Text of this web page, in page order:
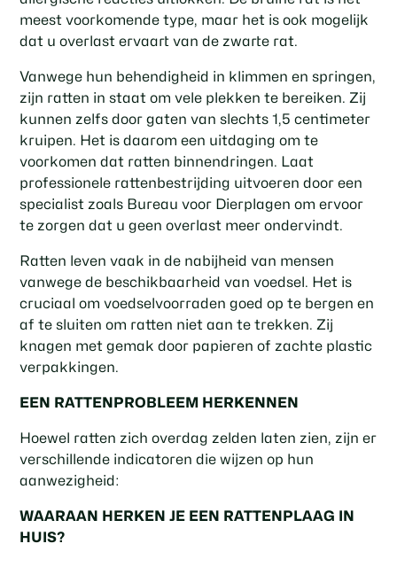
meest voorkomende type, maar het is ook mogelijk
dat u overlast ervaart van de zwarte rat.
Vanwege hun behendigheid in klimmen en springen,
zijn ratten in staat om vele plekken te bereiken. Zij
kunnen zelfs door gaten van slechts 1,5 centimeter
kruipen. Het is daarom een uitdaging om te
voorkomen dat ratten binnendringen. Laat
professionele rattenbestrijding uitvoeren door een
specialist zoals Bureau voor Dierplagen om ervoor
te zorgen dat u geen overlast meer ondervindt.
Ratten leven vaak in de nabijheid van mensen
vanwege de beschikbaarheid van voedsel. Het is
cruciaal om voedselvoorraden goed op te bergen en
af te sluiten om ratten niet aan te trekken. Zij
knagen met gemak door papieren of zachte plastic
verpakkingen.
EEN RATTENPROBLEEM HERKENNEN
Hoewel ratten zich overdag zelden laten zien, zijn er
verschillende indicatoren die wijzen op hun
aanwezigheid:
WAARAAN HERKEN JE EEN RATTENPLAAG IN
HUIS?